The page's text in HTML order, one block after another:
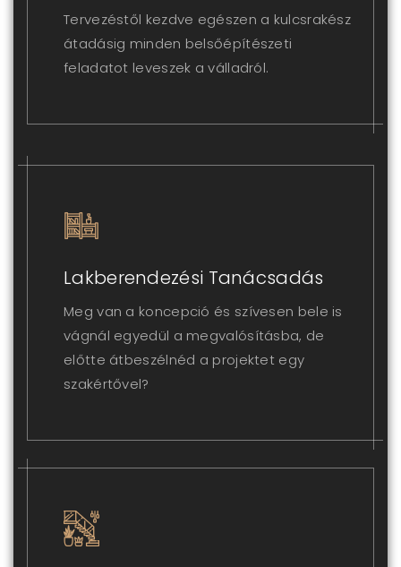
Tervezéstől kezdve egészen a kulcsrakész
átadásig minden belsőépítészeti
feladatot leveszek a válladról.
Lakberendezési Tanácsadás
Meg van a koncepció és szívesen bele is
vágnál egyedül a megvalósításba, de
előtte átbeszélnéd a projektet egy
szakértővel?